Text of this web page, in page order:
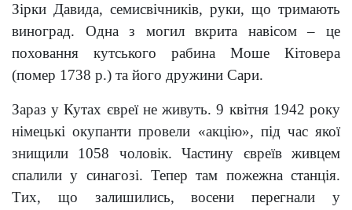
Зірки Давида, семисвічників, руки, що тримають
виноград. Одна з могил вкрита навісом – це
поховання кутського рабина Моше Кітовера
(помер 1738 р.) та його дружини Сари.
Зараз у Кутах євреї не живуть. 9 квітня 1942 року
німецькі окупанти провели «акцію», під час якої
знищили 1058 чоловік. Частину євреїв живцем
спалили у синагозі. Тепер там пожежна станція.
Тих, що залишились, восени перегнали у